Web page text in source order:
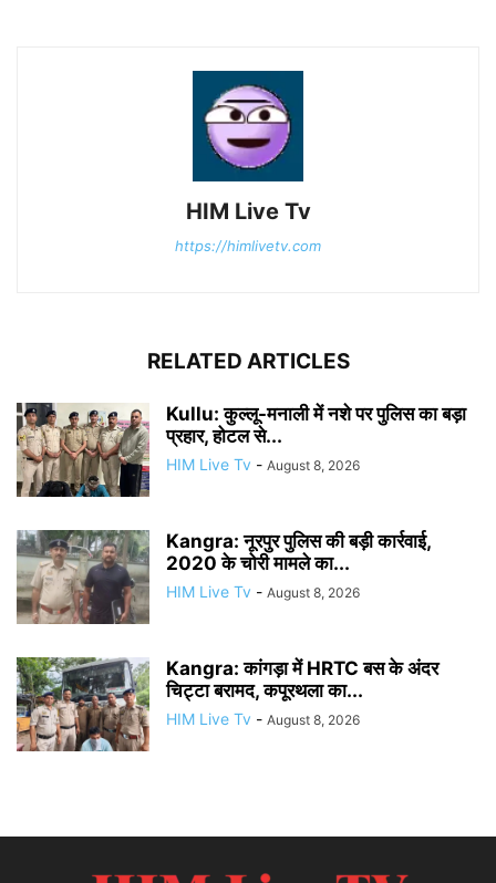
HIM Live Tv
https://himlivetv.com
RELATED ARTICLES
Kullu: कुल्लू-मनाली में नशे पर पुलिस का बड़ा
प्रहार, होटल से...
HIM Live Tv - August 8, 2026
Kangra: नूरपुर पुलिस की बड़ी कार्रवाई,
2020 के चोरी मामले का...
HIM Live Tv - August 8, 2026
Kangra: कांगड़ा में HRTC बस के अंदर
चिट्टा बरामद, कपूरथला का...
HIM Live Tv - August 8, 2026